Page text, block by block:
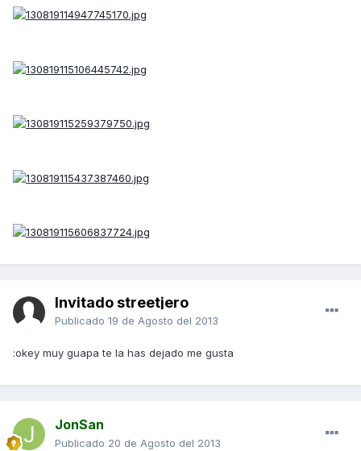
Invitado streetjero
Publicado 19 de Agosto del 2013
:okey muy guapa te la has dejado me gusta
JonSan
Publicado 20 de Agosto del 2013